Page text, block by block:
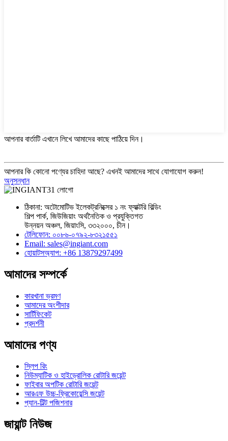
আপনার বার্তাটি এখানে লিখে আমাদের কাছে পাঠিয়ে দিন।
আপনার কি কোনো পণ্যের চাহিদা আছে? এখনই আমাদের সাথে যোগাযোগ করুন!
অনুসন্ধান
ঠিকানা: অটোমোটিভ ইলেকট্রনিক্সের ১ নং ফ্যাক্টরি বিল্ডিং
শিল্প পার্ক, জিউজিয়াং অর্থনৈতিক ও প্রযুক্তিগত
উন্নয়ন অঞ্চল, জিয়াংসি, ৩৩২০০০, চীন।
টেলিফোন: ০০৮৬-০৭৯২-৮৩২১৫৫১
Email: sales@ingiant.com
হোয়াটসঅ্যাপ: +86 13879297499
আমাদের সম্পর্কে
কারখানা ভ্রমণ
আমাদের অংশীদার
সার্টিফিকেট
প্রদর্শনী
আমাদের পণ্য
স্লিপ রিং
নিউম্যাটিক ও হাইড্রোলিক রোটারি জয়েন্ট
ফাইবার অপটিক রোটারি জয়েন্ট
আরএফ উচ্চ-ফ্রিকোয়েন্সি জয়েন্ট
প্যান-টিল্ট পজিশনার
জায়ান্ট নিউজ